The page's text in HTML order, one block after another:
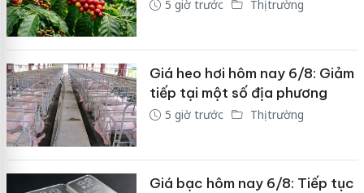
5 giờ trước Thị trường
Giá heo hơi hôm nay 6/8: Giảm
tiếp tại một số địa phương
5 giờ trước Thị trường
Giá bạc hôm nay 6/8: Tiếp tục